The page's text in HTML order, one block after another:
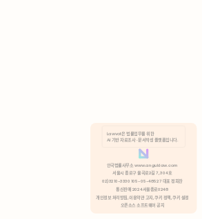
분석 쿠키 허용
Lawvot은 법률업무를 위한
AI 기반 자료조사 · 문서작성 플랫폼입니다.
안국법률사무소 www.anguklaw.com
서울시 종로구 율곡로2길 7, 304호
02)3210-3330 105-05-48527 대표 정희찬
통신판매 2024서울종로0248
개인정보 처리방침, 이용약관 고지, 쿠키 정책, 쿠키 설정
오픈소스 소프트웨어 공지